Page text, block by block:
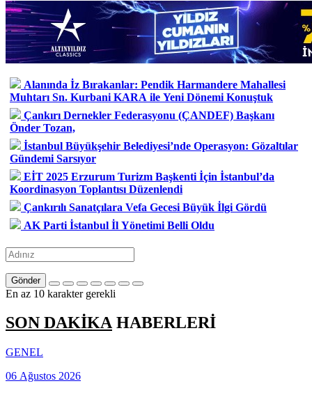
Alanında İz Bırakanlar: Pendik Harmandere Mahallesi
Muhtarı Sn. Kurbani KARA ile Yeni Dönemi Konuştuk
Çankırı Dernekler Federasyonu (ÇANDEF) Başkanı
Önder Tozan,
İstanbul Büyükşehir Belediyesi’nde Operasyon: Gözaltılar
Gündemi Sarsıyor
EİT 2025 Erzurum Turizm Başkenti İçin İstanbul’da
Koordinasyon Toplantısı Düzenlendi
Çankırılı Sanatçılara Vefa Gecesi Büyük İlgi Gördü
AK Parti İstanbul İl Yönetimi Belli Oldu
Gönder
En az 10 karakter gerekli
SON DAKİKAHABERLERİ
GENEL
06 Ağustos 2026